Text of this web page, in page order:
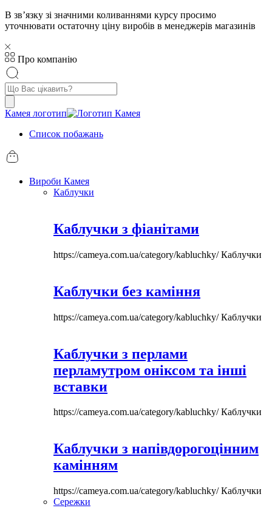
В звʼязку зі значними коливаннями курсу просимо
уточнювати остаточну ціну виробів в менеджерів магазинів
Про компанію
Пошук
товарів
Камея логотип
Список побажань
Вироби Камея
Каблучки
Каблучки з фіанітами
https://cameya.com.ua/category/kabluchky/Каблучки
Каблучки без каміння
https://cameya.com.ua/category/kabluchky/Каблучки
Каблучки з перлами
перламутром оніксом та інші
вставки
https://cameya.com.ua/category/kabluchky/Каблучки
Каблучки з напівдорогоцінним
камінням
https://cameya.com.ua/category/kabluchky/Каблучки
Сережки